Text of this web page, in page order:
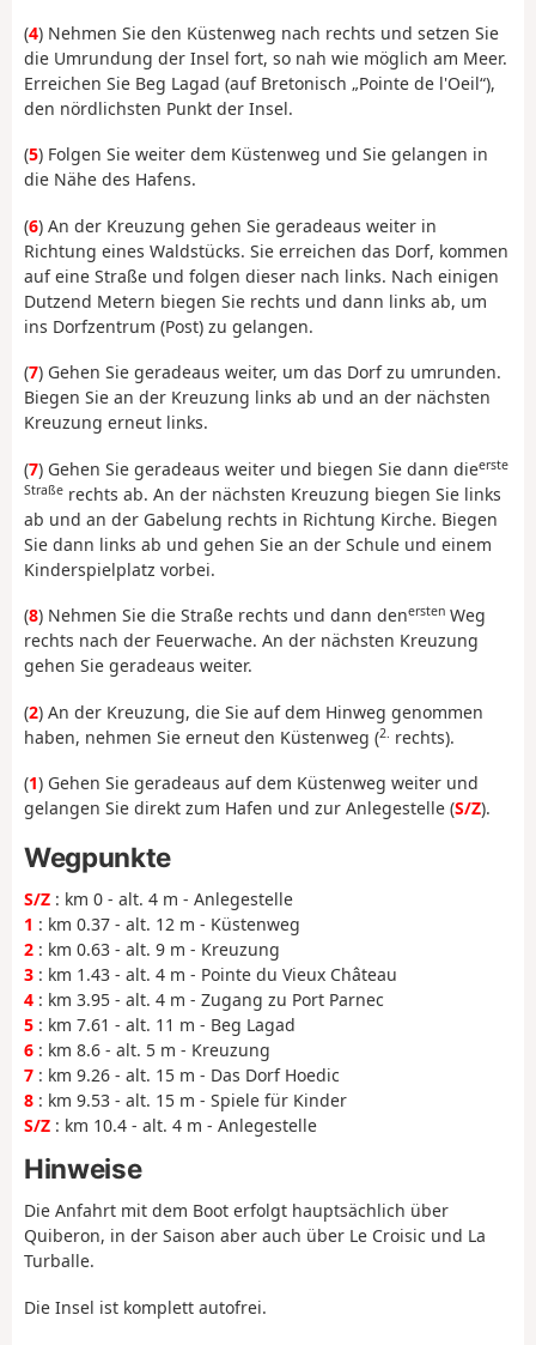
(4) Nehmen Sie den Küstenweg nach rechts und setzen Sie
die Umrundung der Insel fort, so nah wie möglich am Meer.
Erreichen Sie Beg Lagad (auf Bretonisch „Pointe de l'Oeil“),
den nördlichsten Punkt der Insel.
(5) Folgen Sie weiter dem Küstenweg und Sie gelangen in
die Nähe des Hafens.
(6) An der Kreuzung gehen Sie geradeaus weiter in
Richtung eines Waldstücks. Sie erreichen das Dorf, kommen
auf eine Straße und folgen dieser nach links. Nach einigen
Dutzend Metern biegen Sie rechts und dann links ab, um
ins Dorfzentrum (Post) zu gelangen.
(7) Gehen Sie geradeaus weiter, um das Dorf zu umrunden.
Biegen Sie an der Kreuzung links ab und an der nächsten
Kreuzung erneut links.
(7) Gehen Sie geradeaus weiter und biegen Sie dann dieerste
Straße rechts ab. An der nächsten Kreuzung biegen Sie links
ab und an der Gabelung rechts in Richtung Kirche. Biegen
Sie dann links ab und gehen Sie an der Schule und einem
Kinderspielplatz vorbei.
(8) Nehmen Sie die Straße rechts und dann denersten Weg
rechts nach der Feuerwache. An der nächsten Kreuzung
gehen Sie geradeaus weiter.
(2) An der Kreuzung, die Sie auf dem Hinweg genommen
haben, nehmen Sie erneut den Küstenweg (2. rechts).
(1) Gehen Sie geradeaus auf dem Küstenweg weiter und
gelangen Sie direkt zum Hafen und zur Anlegestelle (S/Z).
Wegpunkte
S/Z : km 0 - alt. 4 m - Anlegestelle
1 : km 0.37 - alt. 12 m - Küstenweg
2 : km 0.63 - alt. 9 m - Kreuzung
3 : km 1.43 - alt. 4 m - Pointe du Vieux Château
4 : km 3.95 - alt. 4 m - Zugang zu Port Parnec
5 : km 7.61 - alt. 11 m - Beg Lagad
6 : km 8.6 - alt. 5 m - Kreuzung
7 : km 9.26 - alt. 15 m - Das Dorf Hoedic
8 : km 9.53 - alt. 15 m - Spiele für Kinder
S/Z : km 10.4 - alt. 4 m - Anlegestelle
Hinweise
Die Anfahrt mit dem Boot erfolgt hauptsächlich über
Quiberon, in der Saison aber auch über Le Croisic und La
Turballe.
Die Insel ist komplett autofrei.